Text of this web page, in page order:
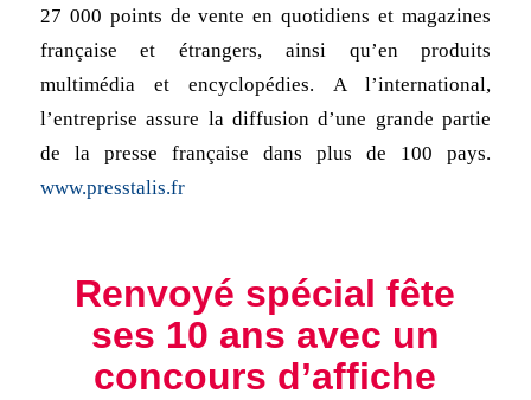
27 000 points de vente en quotidiens et magazines
française et étrangers, ainsi qu’en produits
multimédia et encyclopédies. A l’international,
l’entreprise assure la diffusion d’une grande partie
de la presse française dans plus de 100 pays.
www.presstalis.fr
Renvoyé spécial fête
ses 10 ans avec un
concours d’affiche